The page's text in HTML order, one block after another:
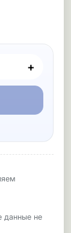
+
данные не